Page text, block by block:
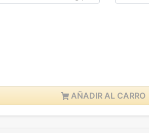
AÑADIR AL CARRO